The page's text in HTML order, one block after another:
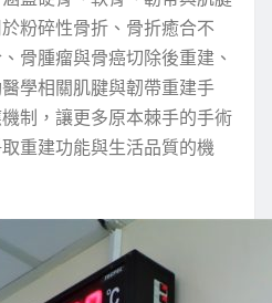
粉碎性骨折、骨折癒合不
骨腫瘤與骨癌切除後重建、
學相關肌腱與韌帶重建手
制，讓更多原本棘手的手術
重建功能與生活品質的機